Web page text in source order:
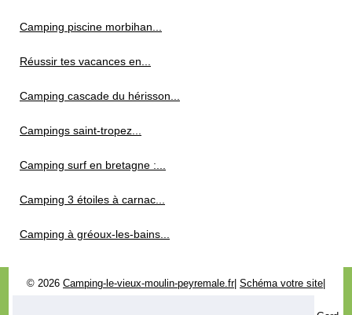
Camping piscine morbihan...
Réussir tes vacances en...
Camping cascade du hérisson...
Campings saint-tropez...
Camping surf en bretagne :...
Camping 3 étoiles à carnac...
Camping à gréoux-les-bains...
© 2026 Camping-le-vieux-moulin-peyremale.fr| Schéma votre site